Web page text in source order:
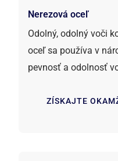
Nerezová oceľ
Odolný, odolný voči
oceľ sa používa v
pevnosť a odolnosť
ZÍSKAJTE